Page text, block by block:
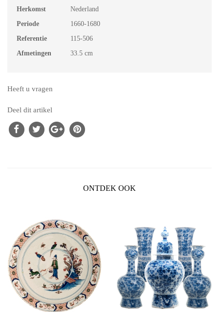
Herkomst
Nederland
Periode
1660-1680
Referentie
115-506
Afmetingen
33.5 cm
Heeft u vragen
Deel dit artikel
ONTDEK OOK